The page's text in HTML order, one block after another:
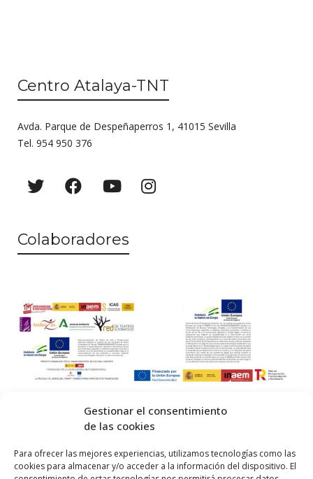
Gestionar el consentimiento
de las cookies
Para ofrecer las mejores experiencias, utilizamos tecnologías como las
cookies para almacenar y/o acceder a la información del dispositivo. El
Centro Atalaya-TNT
Avda. Parque de Despeñaperros 1, 41015 Sevilla
Tel. 954 950 376
Colaboradores
by QM.